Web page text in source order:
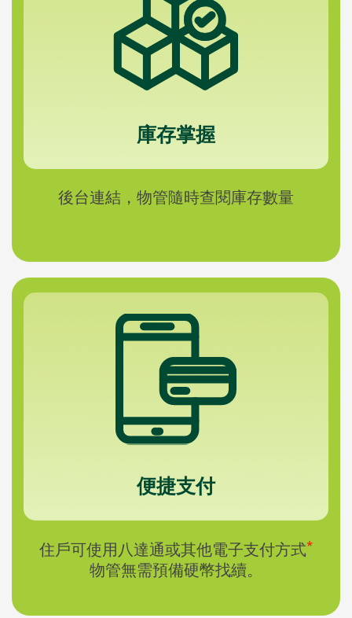
庫存掌握
後台連結，物管隨時查閱庫存數量
便捷支付
住戶可使用八達通或其他電子支付方式*
物管無需預備硬幣找續。